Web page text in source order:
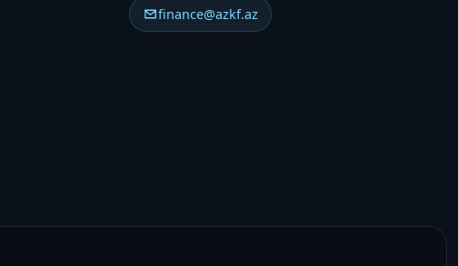
finance@azkf.az